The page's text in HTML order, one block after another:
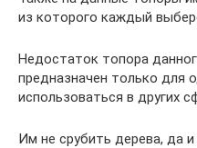
из которого каждый
Недостаток топора
предназначен только для
использоваться в других
Им не срубить дерева, да